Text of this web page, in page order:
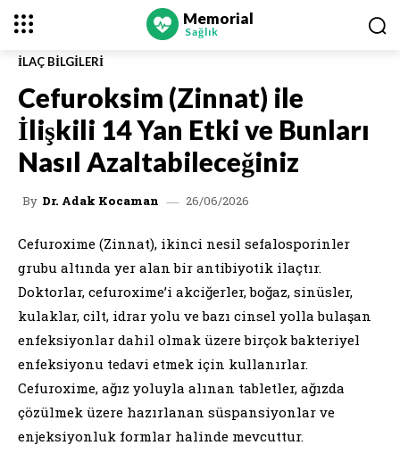
Memorial
Sağlık
İLAÇ BILGILERI
Cefuroksim (Zinnat) ile
İlişkili 14 Yan Etki ve Bunları
Nasıl Azaltabileceğiniz
By Dr. Adak Kocaman 26/06/2026
Cefuroxime (Zinnat), ikinci nesil sefalosporinler
grubu altında yer alan bir antibiyotik ilaçtır.
Doktorlar, cefuroxime’i akciğerler, boğaz, sinüsler,
kulaklar, cilt, idrar yolu ve bazı cinsel yolla bulaşan
enfeksiyonlar dahil olmak üzere birçok bakteriyel
enfeksiyonu tedavi etmek için kullanırlar.
Cefuroxime, ağız yoluyla alınan tabletler, ağızda
çözülmek üzere hazırlanan süspansiyonlar ve
enjeksiyonluk formlar halinde mevcuttur.